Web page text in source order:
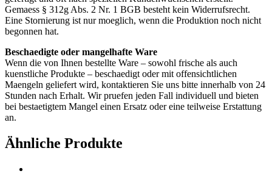
Gemaess § 312g Abs. 2 Nr. 1 BGB besteht kein Widerrufsrecht.
Eine Stornierung ist nur moeglich, wenn die Produktion noch nicht
begonnen hat.
Beschaedigte oder mangelhafte Ware
Wenn die von Ihnen bestellte Ware – sowohl frische als auch
kuenstliche Produkte – beschaedigt oder mit offensichtlichen
Maengeln geliefert wird, kontaktieren Sie uns bitte innerhalb von 24
Stunden nach Erhalt. Wir pruefen jeden Fall individuell und bieten
bei bestaetigtem Mangel einen Ersatz oder eine teilweise Erstattung
an.
Ähnliche Produkte